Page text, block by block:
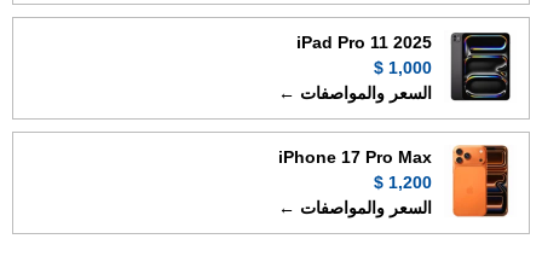
iPad Pro 11 2025
1,000 $
السعر والمواصفات ←
iPhone 17 Pro Max
1,200 $
السعر والمواصفات ←